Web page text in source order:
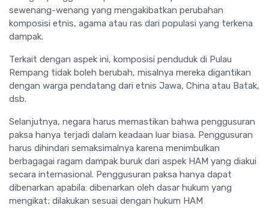
sewenang-wenang yang mengakibatkan perubahan
komposisi etnis, agama atau ras dari populasi yang terkena
dampak.
Terkait dengan aspek ini, komposisi penduduk di Pulau
Rempang tidak boleh berubah, misalnya mereka digantikan
dengan warga pendatang dari etnis Jawa, China atau Batak,
dsb.
Selanjutnya, negara harus memastikan bahwa penggusuran
paksa hanya terjadi dalam keadaan luar biasa. Penggusuran
harus dihindari semaksimalnya karena menimbulkan
berbagagai ragam dampak buruk dari aspek HAM yang diakui
secara internasional. Penggusuran paksa hanya dapat
dibenarkan apabila: dibenarkan oleh dasar hukum yang
mengikat; dilakukan sesuai dengan hukum HAM